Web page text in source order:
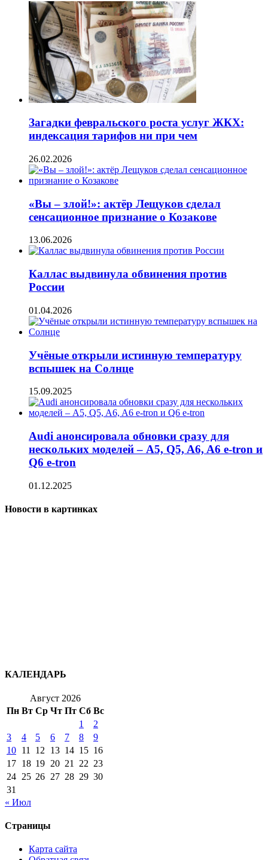
Загадки февральского роста услуг ЖКХ:
индексация тарифов ни при чем
26.02.2026
«Вы – злой!»: актёр Лещуков сделал
сенсационное признание о Козакове
13.06.2026
Каллас выдвинула обвинения против
России
01.04.2026
Учёные открыли истинную температуру
вспышек на Солнце
15.09.2025
Audi анонсировала обновки сразу для
нескольких моделей – A5, Q5, A6, A6 e-tron и
Q6 e-tron
01.12.2025
Новости в картинках
КАЛЕНДАРЬ
Август 2026
Пн Вт Ср Чт Пт Сб Вс
1
2
3
4 5 6 7 8
9
10 11 12 13 14 15 16
17 18 19 20 21 22 23
24 25 26 27 28 29 30
31
« Июл
Страницы
Карта сайта